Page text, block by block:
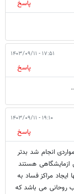
پاسخ
۱۷:۵۱ - ۱۴۰۳/۰۹/۱۱
پاسخ
۱۹:۱۰ - ۱۴۰۳/۰۹/۱۱
پاسخ
انجام شد بدتر
هستند
مراکز فساد به
روحانی می باشد که